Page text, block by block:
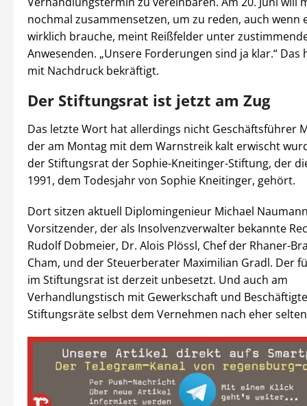
nochmal zusammensetzen, um zu reden, auch wenn
wirklich brauche, meint Reißfelder unter
Anwesenden. „Unsere Forderungen sind ja klar.“ Das
mit Nachdruck bekräftigt.
Der Stiftungsrat ist jetzt am Zug
Das letzte Wort hat allerdings nicht Geschäftsführer
der am Montag mit dem Warnstreik kalt erwischt
der Stiftungsrat der Sophie-Kneitinger-Stiftung, der
1991, dem Todesjahr von Sophie Kneitinger, gehört.
Dort sitzen aktuell Diplomingenieur Michael
Vorsitzender, der als Insolvenzverwalter bekannte
Rudolf Dobmeier, Dr. Alois Plössl, Chef der Rhaner-
Cham, und der Steuerberater Maximilian Gradl. Der
im Stiftungsrat ist derzeit unbesetzt. Und auch am
Verhandlungstisch mit Gewerkschaft und
Stiftungsräte selbst dem Vernehmen nach eher